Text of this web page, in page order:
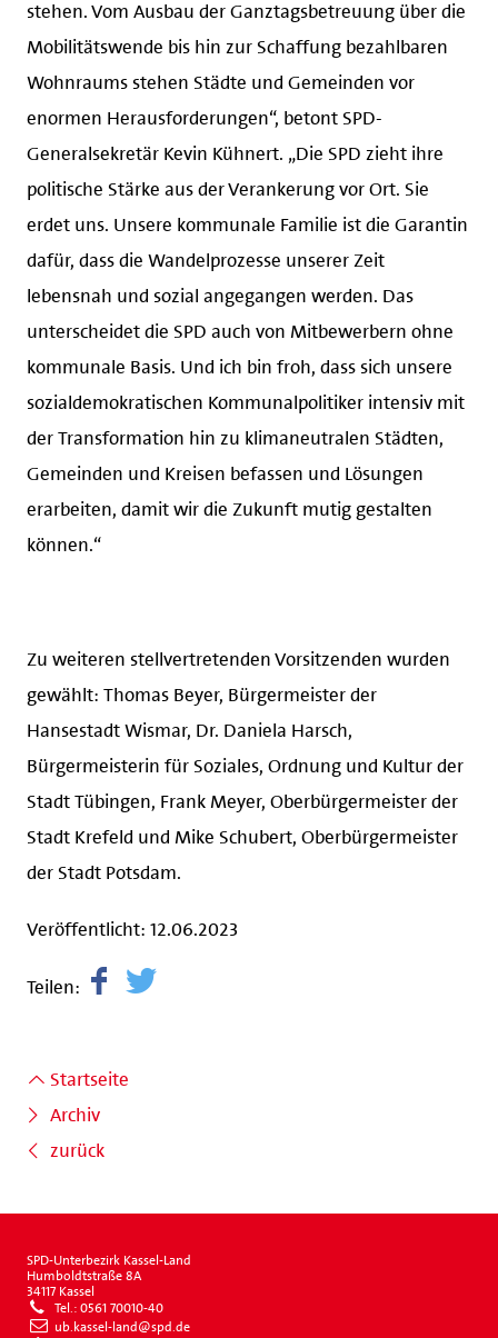
stehen. Vom Ausbau der Ganztagsbetreuung über die
Mobilitätswende bis hin zur Schaffung bezahlbaren
Wohnraums stehen Städte und Gemeinden vor
enormen Herausforderungen“, betont SPD-
Generalsekretär Kevin Kühnert. „Die SPD zieht ihre
politische Stärke aus der Verankerung vor Ort. Sie
erdet uns. Unsere kommunale Familie ist die Garantin
dafür, dass die Wandelprozesse unserer Zeit
lebensnah und sozial angegangen werden. Das
unterscheidet die SPD auch von Mitbewerbern ohne
kommunale Basis. Und ich bin froh, dass sich unsere
sozialdemokratischen Kommunalpolitiker intensiv mit
der Transformation hin zu klimaneutralen Städten,
Gemeinden und Kreisen befassen und Lösungen
erarbeiten, damit wir die Zukunft mutig gestalten
können.“
Zu weiteren stellvertretenden Vorsitzenden wurden
gewählt: Thomas Beyer, Bürgermeister der
Hansestadt Wismar, Dr. Daniela Harsch,
Bürgermeisterin für Soziales, Ordnung und Kultur der
Stadt Tübingen, Frank Meyer, Oberbürgermeister der
Stadt Krefeld und Mike Schubert, Oberbürgermeister
der Stadt Potsdam.
Veröffentlicht: 12.06.2023
Teilen:
Startseite
Archiv
zurück
SPD-Unterbezirk Kassel-Land
Humboldtstraße 8A
34117 Kassel
Tel.: 0561 70010-40
ub.kassel-land@spd.de